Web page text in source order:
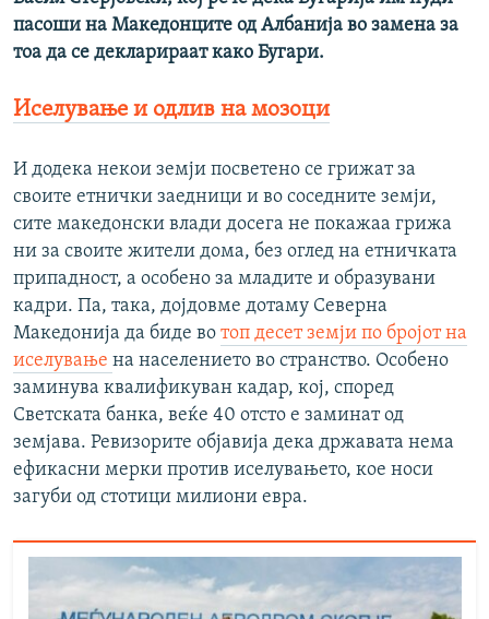
пасоши на Македонците од Албанија во замена за
тоа да се декларираат како Бугари.
Иселување и одлив на мозоци
И додека некои земји посветено се грижат за
своите етнички заедници и во соседните земји,
сите македонски влади досега не покажаа грижа
ни за своите жители дома, без оглед на етничката
припадност, а особено за младите и образувани
кадри. Па, така, дојдовме дотаму Северна
Македонија да биде во топ десет земји по бројот на
иселување на населението во странство. Особено
заминува квалификуван кадар, кој, според
Светската банка, веќе 40 отсто е заминат од
земјава. Ревизорите објавија дека државата нема
ефикасни мерки против иселувањето, коe носи
загуби од стотици милиони евра.